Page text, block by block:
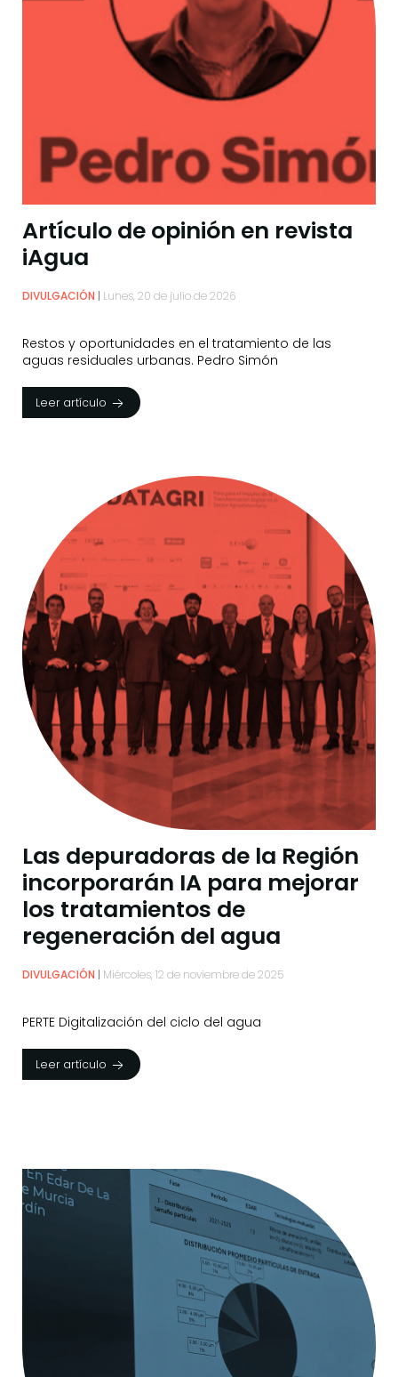
Artículo de opinión en revista
iAgua
DIVULGACIÓN Lunes, 20 de julio de 2026
Restos y oportunidades en el tratamiento de las
aguas residuales urbanas. Pedro Simón
Leer artículo
Las depuradoras de la Región
incorporarán IA para mejorar
los tratamientos de
regeneración del agua
DIVULGACIÓN Miércoles, 12 de noviembre de 2025
PERTE Digitalización del ciclo del agua
Leer artículo